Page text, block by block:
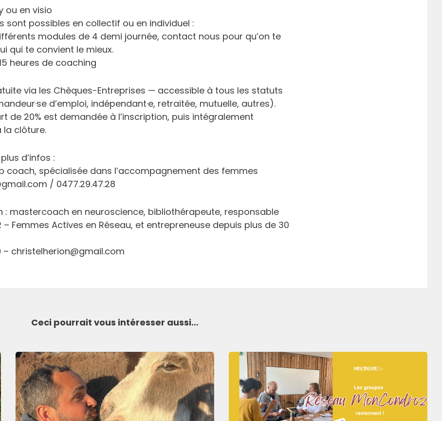
ou en visio
sont possibles en collectif ou en individuel :
modules de 4 demi journée, contact nous pour qu’on te
qui te convient le mieux.
heures de coaching
via les Chèques-Entreprises — accessible à tous les statuts
d’emploi, indépendant·e, retraitée, mutuelle, autres).
de 20% est demandée à l’inscription, puis intégralement
la clôture.
d’infos :
coach, spécialisée dans l’accompagnement des femmes
/ 0477.29.47.28
: mastercoach en neuroscience, bibliothérapeute, responsable
– Femmes Actives en Réseau, et entrepreneuse depuis plus de 30
– christelherion@gmail.com
Ceci pourrait vous intéresser aussi…